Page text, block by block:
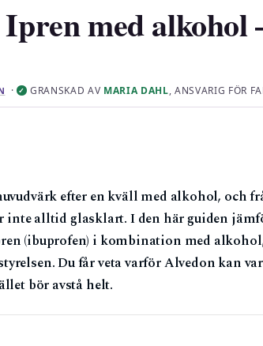
med alkohol
·✓ GRANSKAD AV MARIA DAHL, ANSVARIG FÖR
efter en kväll med alkohol, och
inte alltid glasklart. I den här guiden
(ibuprofen) i kombination med
Du får veta varför Alvedon kan
bör avstå helt.